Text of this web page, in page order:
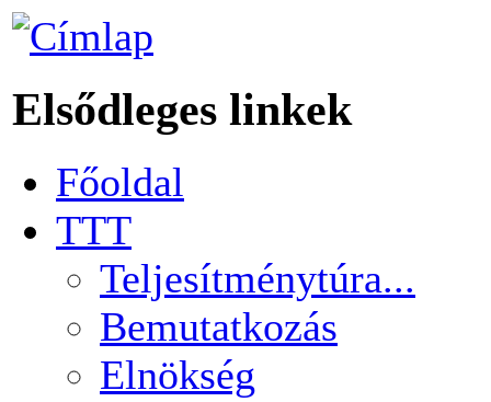
Elsődleges linkek
Főoldal
TTT
Teljesítménytúra...
Bemutatkozás
Elnökség